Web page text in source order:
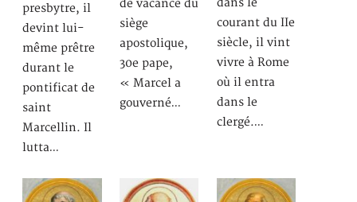
presbytre, il
devint lui-
même prêtre
durant le
pontificat de
saint
Marcellin. Il
lutta…
de vacance du
siège
apostolique,
30e pape,
« Marcel a
gouverné…
courant du IIe
siècle, il vint
vivre à Rome
où il entra
dans le
clergé.…